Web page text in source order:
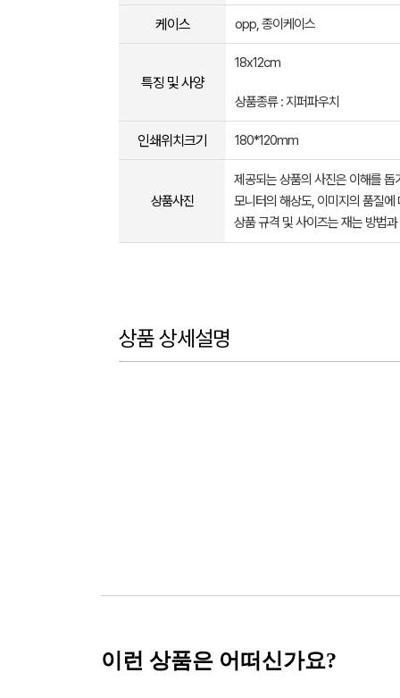
케이스 opp, 종이케이스
특징 및 사양
18x12cm
상품종류 : 지퍼파우치
인쇄위치크기 180*120mm
상품사진
제공되는 상품의 사진은 이해를
모니터의 해상도, 이미지의 품질
상품 규격 및 사이즈는 재는 방법
상품 상세설명
이런 상품은 어떠신가요?